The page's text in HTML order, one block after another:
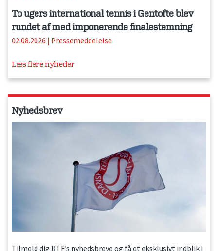
To ugers international tennis i Gentofte blev
rundet af med imponerende finalestemning
02.08.2026 | Pressemeddelelse
Læs flere nyheder
Nyhedsbrev
Tilmeld dig DTF’s nyhedsbreve og få et eksklusivt indblik i